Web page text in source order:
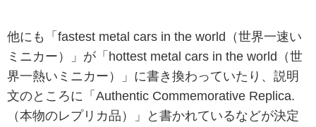
他にも「fastest metal cars in the world（世界一速い
ミニカー）」が「hottest metal cars in the world（世
界一熱いミニカー）」に書き換わっていたり、説明
文のところに「Authentic Commemorative Replica.
（本物のレプリカ品）」と書かれているなどが決定